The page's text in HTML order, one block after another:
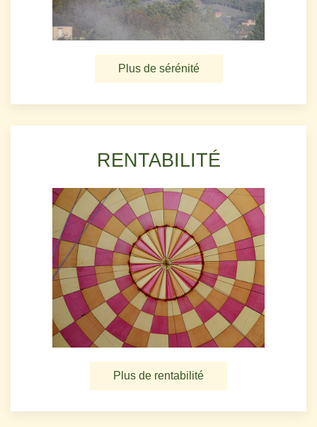
Plus de sérénité
RENTABILITÉ
Plus de rentabilité